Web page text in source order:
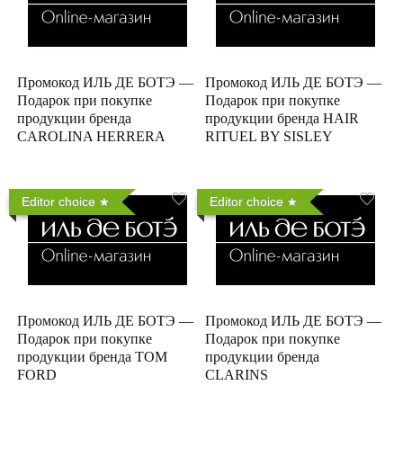
Промокод ИЛЬ ДЕ БОТЭ —
Подарок при покупке
продукции бренда
CAROLINA HERRERA
Промокод ИЛЬ ДЕ БОТЭ —
Подарок при покупке
продукции бренда HAIR
RITUEL BY SISLEY
Editor choice
Промокод ИЛЬ ДЕ БОТЭ —
Подарок при покупке
продукции бренда TOM
FORD
Editor choice
Промокод ИЛЬ ДЕ БОТЭ —
Подарок при покупке
продукции бренда
CLARINS